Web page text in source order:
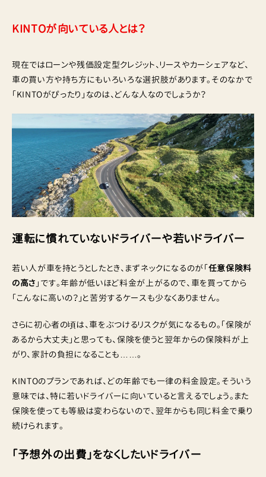
KINTOが向いている人とは？
現在ではローンや残価設定型クレジット、リースやカーシェアなど、
車の買い方や持ち方にもいろいろな選択肢があります。そのなかで
「KINTOがぴったり」なのは、どんな人なのでしょうか？
運転に慣れていないドライバーや若いドライバー
若い人が車を持とうとしたとき、まずネックになるのが「任意保険料
の高さ 」です。年齢が低いほど料金が上がるので、車を買ってから
「こんなに高いの？」と苦労するケースも少なくありません。
さらに初心者の頃は、車をぶつけるリスクが気になるもの。「保険が
あるから大丈夫」と思っても、保険を使うと翌年からの保険料が上
がり、家計の負担になることも……。
KINTOのプランであれば、どの年齢でも一律の料金設定。そういう
意味では、特に若いドライバーに向いていると言えるでしょう。また
保険を使っても等級は変わらないので、翌年からも同じ料金で乗り
続けられます。
「予想外の出費」をなくしたいドライバー